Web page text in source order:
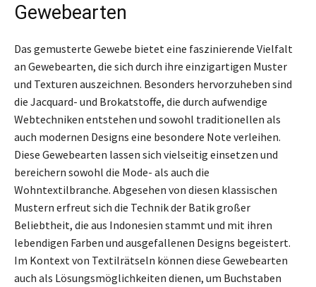
Gewebearten
Das gemusterte Gewebe bietet eine faszinierende Vielfalt
an Gewebearten, die sich durch ihre einzigartigen Muster
und Texturen auszeichnen. Besonders hervorzuheben sind
die Jacquard- und Brokatstoffe, die durch aufwendige
Webtechniken entstehen und sowohl traditionellen als
auch modernen Designs eine besondere Note verleihen.
Diese Gewebearten lassen sich vielseitig einsetzen und
bereichern sowohl die Mode- als auch die
Wohntextilbranche. Abgesehen von diesen klassischen
Mustern erfreut sich die Technik der Batik großer
Beliebtheit, die aus Indonesien stammt und mit ihren
lebendigen Farben und ausgefallenen Designs begeistert.
Im Kontext von Textilrätseln können diese Gewebearten
auch als Lösungsmöglichkeiten dienen, um Buchstaben